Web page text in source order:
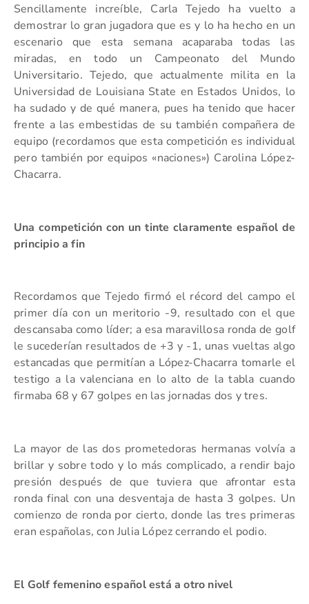
Sencillamente increíble, Carla Tejedo ha vuelto a
demostrar lo gran jugadora que es y lo ha hecho en un
escenario que esta semana acaparaba todas las
miradas, en todo un Campeonato del Mundo
Universitario. Tejedo, que actualmente milita en la
Universidad de Louisiana State en Estados Unidos, lo
ha sudado y de qué manera, pues ha tenido que hacer
frente a las embestidas de su también compañera de
equipo (recordamos que esta competición es individual
pero también por equipos «naciones») Carolina López-
Chacarra.
Una competición con un tinte claramente español de
principio a fin
Recordamos que Tejedo firmó el récord del campo el
primer día con un meritorio -9, resultado con el que
descansaba como líder; a esa maravillosa ronda de golf
le sucederían resultados de +3 y -1, unas vueltas algo
estancadas que permitían a López-Chacarra tomarle el
testigo a la valenciana en lo alto de la tabla cuando
firmaba 68 y 67 golpes en las jornadas dos y tres.
La mayor de las dos prometedoras hermanas volvía a
brillar y sobre todo y lo más complicado, a rendir bajo
presión después de que tuviera que afrontar esta
ronda final con una desventaja de hasta 3 golpes. Un
comienzo de ronda por cierto, donde las tres primeras
eran españolas, con Julia López cerrando el podio.
El Golf femenino español está a otro nivel